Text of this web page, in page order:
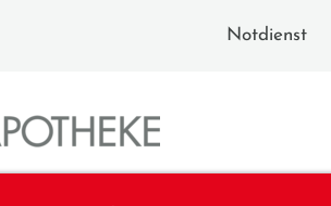
Notdienst